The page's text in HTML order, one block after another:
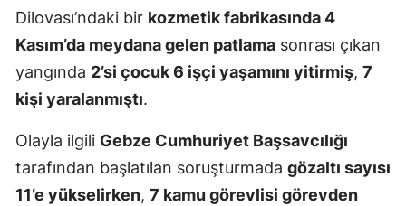
Dilovası’ndaki bir kozmetik fabrikasında 4
Kasım’da meydana gelen patlama sonrası çıkan
yangında 2’si çocuk 6 işçi yaşamını yitirmiş, 7
kişi yaralanmıştı.
Olayla ilgili Gebze Cumhuriyet Başsavcılığı
tarafından başlatılan soruşturmada gözaltı sayısı
11’e yükselirken, 7 kamu görevlisi görevden